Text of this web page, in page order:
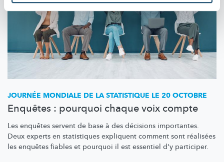
JOURNÉE MONDIALE DE LA STATISTIQUE LE 20 OCTOBRE
Enquêtes : pourquoi chaque voix compte
Les enquêtes servent de base à des décisions importantes.
Deux experts en statistiques expliquent comment sont réalisées
les enquêtes fiables et pourquoi il est essentiel d'y participer.